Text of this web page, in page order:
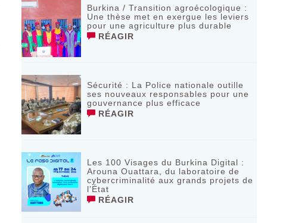
Burkina / Transition agroécologique :
Une thèse met en exergue les leviers
pour une agriculture plus durable
RÉAGIR
Sécurité : La Police nationale outille
ses nouveaux responsables pour une
gouvernance plus efficace
RÉAGIR
Les 100 Visages du Burkina Digital :
Arouna Ouattara, du laboratoire de
cybercriminalité aux grands projets de
l’État
RÉAGIR